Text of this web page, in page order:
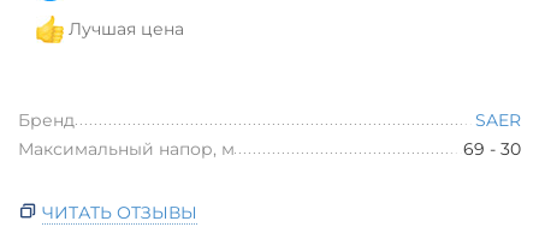
Лучшая цена
Бренд
SAER
Максимальный напор, м
69 - 30
ЧИТАТЬ ОТЗЫВЫ